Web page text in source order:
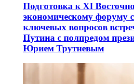
Подготовка к XI
экономическому форуму
ключевых вопросов
Путина с полпредом
Юрием Трутневым